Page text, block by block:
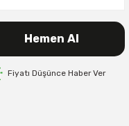
Hemen Al
Fiyatı Düşünce Haber Ver